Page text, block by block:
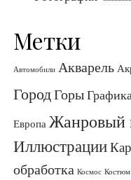
Метки
Автомобили Акварель
ГородГоры
Европа Жанровый
Иллюстрации
обработка Космос Костюм